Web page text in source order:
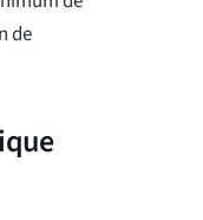
de